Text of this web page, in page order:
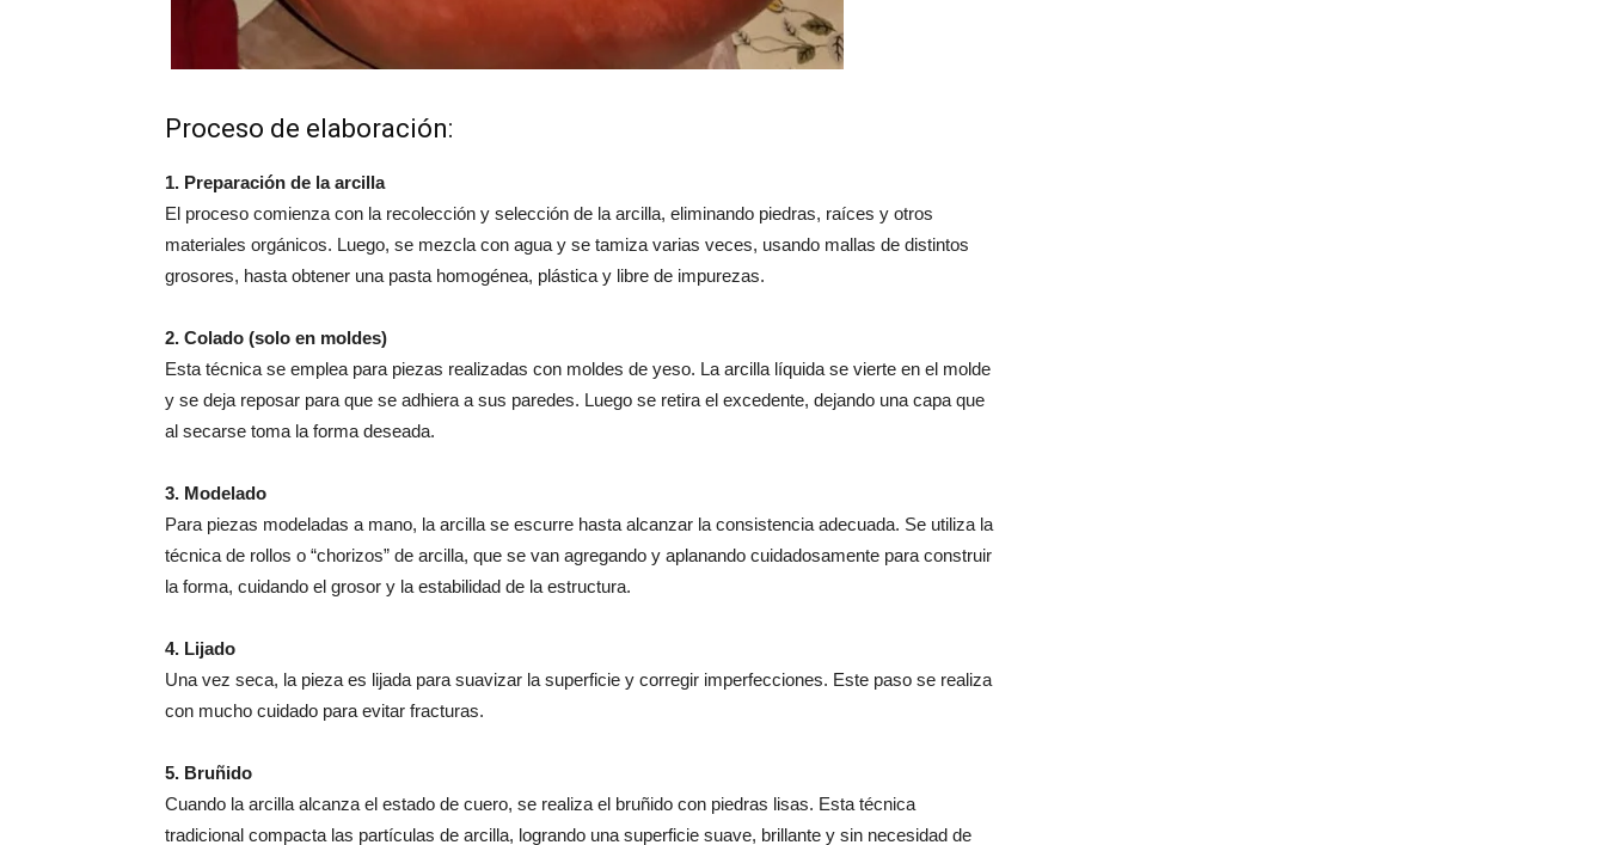
Proceso de elaboración:
1. Preparación de la arcilla
El proceso comienza con la recolección y selección de la arcilla, eliminando piedras, raíces y otros
materiales orgánicos. Luego, se mezcla con agua y se tamiza varias veces, usando mallas de distintos
grosores, hasta obtener una pasta homogénea, plástica y libre de impurezas.
2. Colado (solo en moldes)
Esta técnica se emplea para piezas realizadas con moldes de yeso. La arcilla líquida se vierte en el molde
y se deja reposar para que se adhiera a sus paredes. Luego se retira el excedente, dejando una capa que
al secarse toma la forma deseada.
3. Modelado
Para piezas modeladas a mano, la arcilla se escurre hasta alcanzar la consistencia adecuada. Se utiliza la
técnica de rollos o “chorizos” de arcilla, que se van agregando y aplanando cuidadosamente para construir
la forma, cuidando el grosor y la estabilidad de la estructura.
4. Lijado
Una vez seca, la pieza es lijada para suavizar la superficie y corregir imperfecciones. Este paso se realiza
con mucho cuidado para evitar fracturas.
5. Bruñido
Cuando la arcilla alcanza el estado de cuero, se realiza el bruñido con piedras lisas. Esta técnica
tradicional compacta las partículas de arcilla, logrando una superficie suave, brillante y sin necesidad de